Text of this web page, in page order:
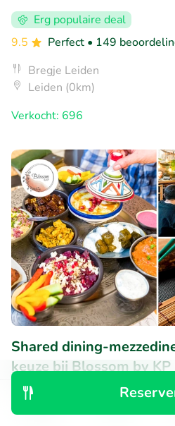
Erg populaire deal
9.5
Perfect • 149
Bregje Leiden
Leiden (0km)
Verkocht: 696
Shared dining-
keuze bij Blossom by KP
Vandaag
9.6
Perfect• 230